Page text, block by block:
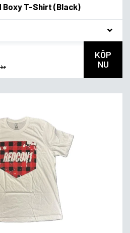
T-Shirt (Black)
kr
KÖP
NU